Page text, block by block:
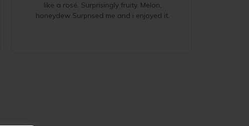
like a rosé. Surprisingly fruity. Melon,
honeydew Surprised me and i enjoyed it.